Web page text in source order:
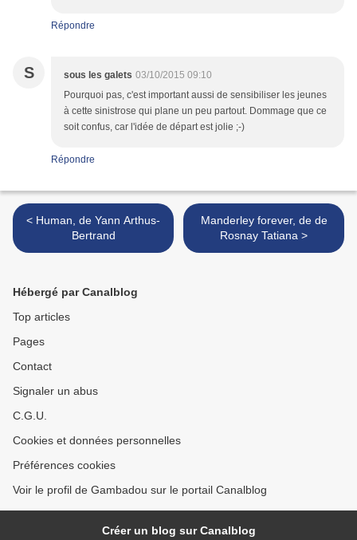
Répondre
S sous les galets 03/10/2015 09:10
Pourquoi pas, c'est important aussi de sensibiliser les jeunes
à cette sinistrose qui plane un peu partout. Dommage que ce
soit confus, car l'idée de départ est jolie ;-)
Répondre
< Human, de Yann Arthus-
Bertrand
Manderley forever, de de
Rosnay Tatiana >
Hébergé par Canalblog
Top articles
Pages
Contact
Signaler un abus
C.G.U.
Cookies et données personnelles
Préférences cookies
Voir le profil de Gambadou sur le portail Canalblog
Créer un blog sur Canalblog